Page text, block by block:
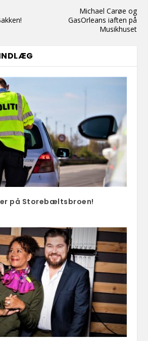
Michael Carøe og
GasOrleans iaften på
Musikhuset
på Storebæltsbroen!